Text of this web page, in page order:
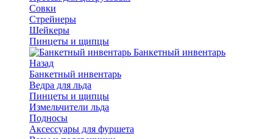
Совки
Стрейнеры
Шейкеры
Пинцеты и щипцы
Банкетный инвентарь
Назад
Банкетный инвентарь
Ведра для льда
Пинцеты и щипцы
Измельчители льда
Подносы
Аксессуары для фуршета